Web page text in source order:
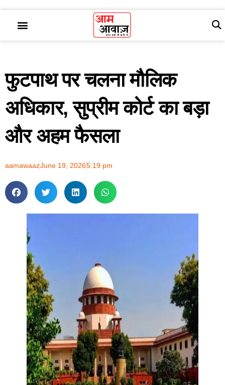
फुटपाथ पर चलना मौलिक
अधिकार, सुप्रीम कोर्ट का बड़ा
और अहम फैसला
aamawaazJune 19, 20265:19 pm